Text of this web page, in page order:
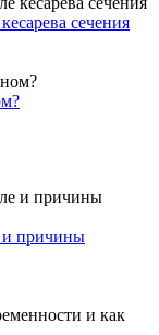
сечения
и причины